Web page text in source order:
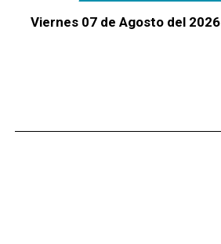
Viernes 07 de Agosto del 2026